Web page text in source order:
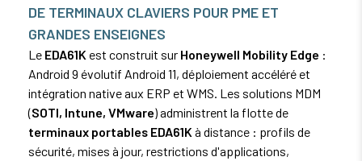
DE TERMINAUX CLAVIERS POUR PME ET
GRANDES ENSEIGNES
Le EDA61K est construit sur Honeywell Mobility Edge :
Android 9 évolutif Android 11, déploiement accéléré et
intégration native aux ERP et WMS. Les solutions MDM
(SOTI, Intune, VMware) administrent la flotte de
terminaux portables EDA61K à distance : profils de
sécurité, mises à jour, restrictions d'applications,